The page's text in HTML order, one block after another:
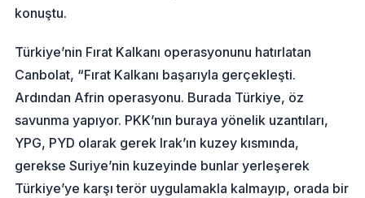
konuştu.
Türkiye’nin Fırat Kalkanı operasyonunu hatırlatan
Canbolat, “Fırat Kalkanı başarıyla gerçekleşti.
Ardından Afrin operasyonu. Burada Türkiye, öz
savunma yapıyor. PKK’nın buraya yönelik uzantıları,
YPG, PYD olarak gerek Irak’ın kuzey kısmında,
gerekse Suriye’nin kuzeyinde bunlar yerleşerek
Türkiye’ye karşı terör uygulamakla kalmayıp, orada bir